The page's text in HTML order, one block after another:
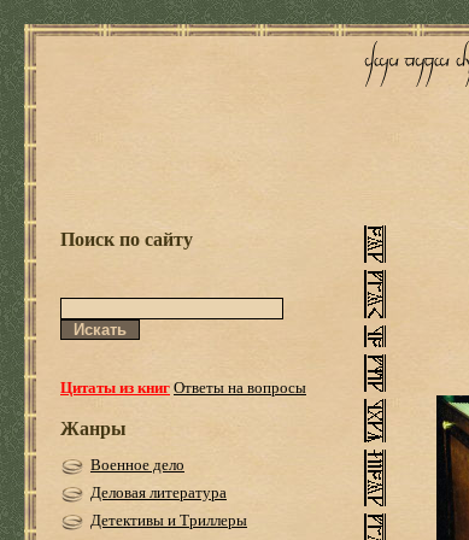
Поиск по сайту
Цитаты из книгОтветы на вопросы
Жанры
Военное дело
Деловая литература
Детективы и Триллеры